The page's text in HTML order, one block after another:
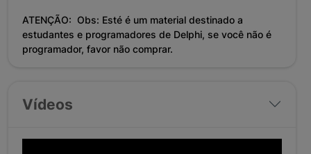
ATENÇÃO: Obs: Esté é um material destinado a
estudantes e programadores de Delphi, se você não é
programador, favor não comprar.
Vídeos